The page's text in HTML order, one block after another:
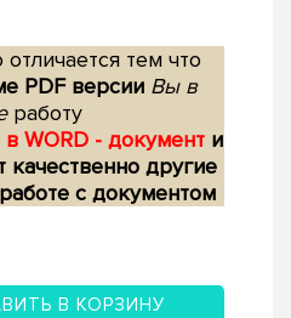
тем что
PDF версии Вы в
работу
WORD - документ и
качественно другие
с документом
В КОРЗИНУ